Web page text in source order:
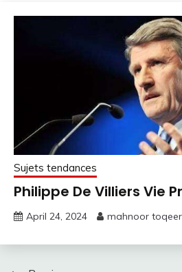
Sujets tendances
Philippe De Villiers Vie
April 24, 2024 mahnoor toqeer